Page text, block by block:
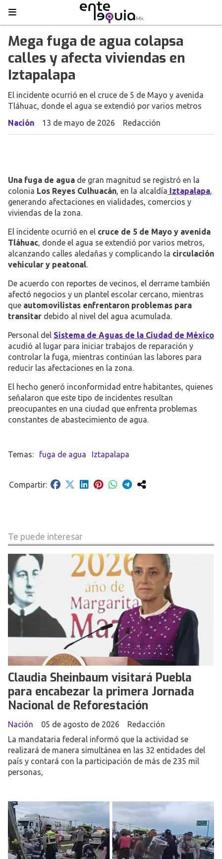
Mega fuga de agua colapsa
calles y afecta viviendas en
Iztapalapa
El incidente ocurrió en el cruce de 5 de Mayo y avenida
Tláhuac, donde el agua se extendió por varios metros
Nación
13 de mayo de 2026 Redacción
Una fuga de agua de gran magnitud se registró en la
colonia Los Reyes Culhuacán, en la alcaldía Iztapalapa,
generando afectaciones en vialidades, comercios y
viviendas de la zona.
El incidente ocurrió en el cruce de 5 de Mayo y avenida
Tláhuac, donde el agua se extendió por varios metros,
alcanzando calles aledañas y complicando la circulación
vehicular y peatonal.
De acuerdo con reportes de vecinos, el derrame también
afectó negocios y un plantel escolar cercano, mientras
que automovilistas enfrentaron problemas para
transitar debido al nivel del agua acumulada.
Personal del Sistema de Aguas de la Ciudad de México
acudió al lugar para iniciar trabajos de reparación y
controlar la fuga, mientras continúan las labores para
reducir las afectaciones en la zona.
El hecho generó inconformidad entre habitantes, quienes
señalaron que este tipo de incidentes resultan
preocupantes en una ciudad que enfrenta problemas
constantes de abastecimiento de agua.
fuga de agua Iztapalapa
Te puede interesar
Claudia Sheinbaum visitará Puebla
para encabezar la primera Jornada
Nacional de Reforestación
Redacción
Nación
05 de agosto de 2026
La mandataria federal informó que la actividad se
realizará de manera simultánea en las 32 entidades del
país y contará con la participación de más de 235 mil
personas,